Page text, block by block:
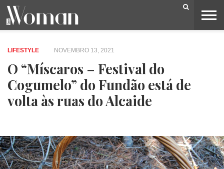
BELEZA
CAPA
LIFESTYLE
MODA
OPINIÃO
PESSOAS
SOCIEDADE
VIDEOS
LIFESTYLE NOVEMBRO 13, 2021
O “Míscaros – Festival do
Cogumelo” do Fundão está de
volta às ruas do Alcaide